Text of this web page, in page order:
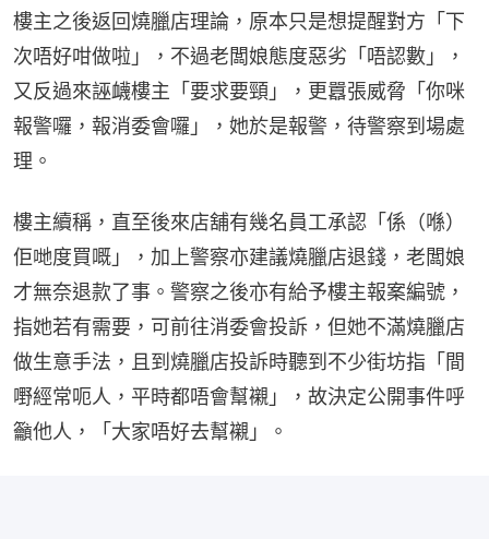
樓主之後返回燒臘店理論，原本只是想提醒對方「下
次唔好咁做啦」，不過老闆娘態度惡劣「唔認數」，
又反過來誣衊樓主「要求要頸」，更囂張威脅「你咪
報警囉，報消委會囉」，她於是報警，待警察到場處
理。
樓主續稱，直至後來店舖有幾名員工承認「係（喺）
佢哋度買嘅」，加上警察亦建議燒臘店退錢，老闆娘
才無奈退款了事。警察之後亦有給予樓主報案編號，
指她若有需要，可前往消委會投訴，但她不滿燒臘店
做生意手法，且到燒臘店投訴時聽到不少街坊指「間
嘢經常呃人，平時都唔會幫襯」，故決定公開事件呼
籲他人，「大家唔好去幫襯」。